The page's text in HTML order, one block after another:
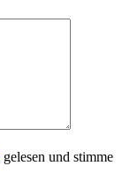
gelesen und stimme